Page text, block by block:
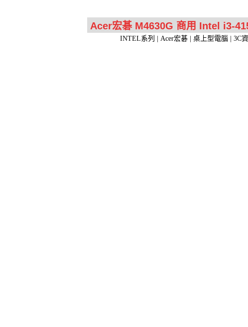
INTEL系列 | Acer宏碁 | 桌上型電腦 |